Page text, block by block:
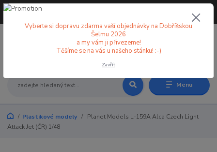
Menu
+420 773 998 582
Plastikové modely
Planet Models L-159A Alca Czech Light
Attack Jet (ČR) 1/48
Vyberte si dopravu zdarma vaší objednávky na Dobříšskou
Šelmu 2026
a my vám ji přivezeme!
Těšíme se na vás u našeho stánku! :-)
Zavřít